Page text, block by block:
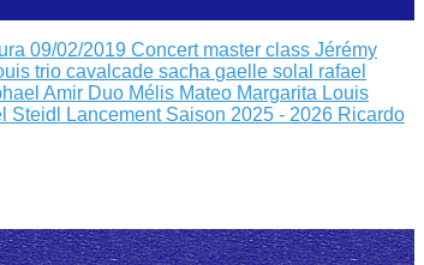
09/02/2019 Concert master class Jérémy
trio cavalcade sacha gaelle solal rafael
Amir Duo Mélis Mateo Margarita Louis
Steidl Lancement Saison 2025 - 2026 Ricardo